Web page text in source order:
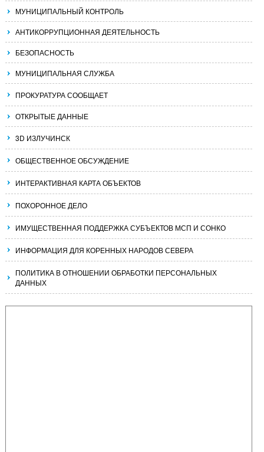
МУНИЦИПАЛЬНЫЙ КОНТРОЛЬ
АНТИКОРРУПЦИОННАЯ ДЕЯТЕЛЬНОСТЬ
БЕЗОПАСНОСТЬ
МУНИЦИПАЛЬНАЯ СЛУЖБА
ПРОКУРАТУРА СООБЩАЕТ
ОТКРЫТЫЕ ДАННЫЕ
3D ИЗЛУЧИНСК
ОБЩЕСТВЕННОЕ ОБСУЖДЕНИЕ
ИНТЕРАКТИВНАЯ КАРТА ОБЪЕКТОВ
ПОХОРОННОЕ ДЕЛО
ИМУЩЕСТВЕННАЯ ПОДДЕРЖКА СУБЪЕКТОВ МСП И СОНКО
ИНФОРМАЦИЯ ДЛЯ КОРЕННЫХ НАРОДОВ СЕВЕРА
ПОЛИТИКА В ОТНОШЕНИИ ОБРАБОТКИ ПЕРСОНАЛЬНЫХ
ДАННЫХ